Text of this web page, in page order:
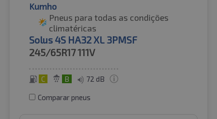
Kumho
Pneus para todas as condições
climatéricas
Solus 4S HA32 XL 3PMSF
245/65R17111V
C B 72 dB
Comparar pneus